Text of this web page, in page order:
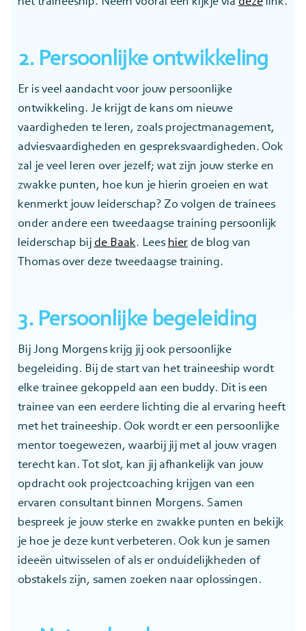
2. Persoonlijke ontwikkeling
Er is veel aandacht voor jouw persoonlijke
ontwikkeling. Je krijgt de kans om nieuwe
vaardigheden te leren, zoals projectmanagement,
adviesvaardigheden en gespreksvaardigheden. Ook
zal je veel leren over jezelf; wat zijn jouw sterke en
zwakke punten, hoe kun je hierin groeien en wat
kenmerkt jouw leiderschap? Zo volgen de trainees
onder andere een tweedaagse training persoonlijk
leiderschap bij de Baak. Lees hierde blog van
Thomas over deze tweedaagse training.
3. Persoonlijke begeleiding
Bij Jong Morgens krijg jij ook persoonlijke
begeleiding. Bij de start van het traineeship wordt
elke trainee gekoppeld aan een buddy. Dit is een
trainee van een eerdere lichting die al ervaring heeft
met het traineeship. Ook wordt er een persoonlijke
mentor toegewezen, waarbij jij met al jouw vragen
terecht kan. Tot slot, kan jij afhankelijk van jouw
opdracht ook projectcoaching krijgen van een
ervaren consultant binnen Morgens. Samen
bespreek je jouw sterke en zwakke punten en bekijk
je hoe je deze kunt verbeteren. Ook kun je samen
ideeën uitwisselen of als er onduidelijkheden of
obstakels zijn, samen zoeken naar oplossingen.